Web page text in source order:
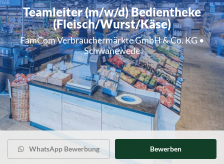
Teamleiter (m/w/d) Bedientheke
(Fleisch/Wurst/Käse)
FamCom Verbrauchermärkte GmbH & Co. KG •
Schwanewede
WhatsApp Bewerbung Bewerben